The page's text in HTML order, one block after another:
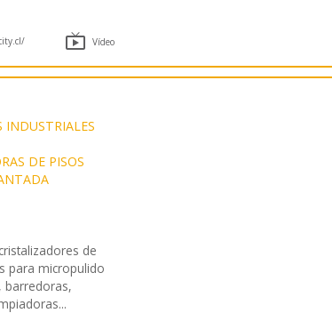
 Vídeo
INDUSTRIALES
DE PISOS
de
para micropulido
, barredoras,
...